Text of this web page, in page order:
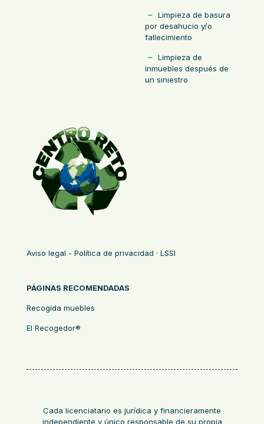
Limpieza de basura
por desahucio y/o
fallecimiento
Limpieza de
inmuebles después de
un siniestro
Aviso legal - Política de privacidad · LSSI
PÁGINAS RECOMENDADAS
Recogida muebles
El Recogedor®
Cada licenciatario es jurídica y financieramente
independiente y único responsable de su propia